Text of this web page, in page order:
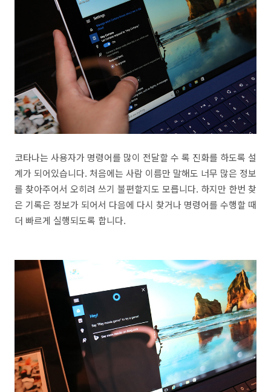
코타나는 사용자가 명령어를 많이 전달할 수 록 진화를 하도록 설
계가 되어있습니다. 처음에는 사람 이름만 말해도 너무 많은 정보
를 찾아주어서 오히려 쓰기 불편할지도 모릅니다. 하지만 한번 찾
은 기록은 정보가 되어서 다음에 다시 찾거나 명령어를 수행할 때
더 빠르게 실행되도록 합니다.